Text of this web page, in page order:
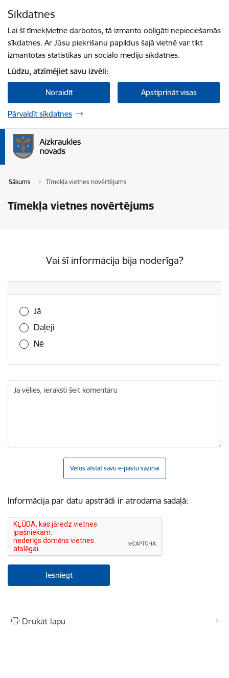
Sīkdatnes
Lai šī tīmekļvietne darbotos, tā izmanto obligāti nepieciešamās
sīkdatnes. Ar Jūsu piekrišanu papildus šajā vietnē var tikt
izmantotas statistikas un sociālo mediju sīkdatnes.
Lūdzu, atzīmējiet savu izvēli:
Noraidīt Apstiprināt visas
Pārvaldīt sīkdatnes
Sākums Tīmekļa vietnes novērtējums
Tīmekļa vietnes novērtējums
Vai šī informācija bija noderīga?
Vai šī informācija bija noderīga?
Jā
Daļēji
Nē
Ja vēlies, ieraksti šeit komentāru
Vēlos atstāt savu e-pastu saziņai
Informācija par datu apstrādi ir atrodama sadaļā:
Drukāt lapu